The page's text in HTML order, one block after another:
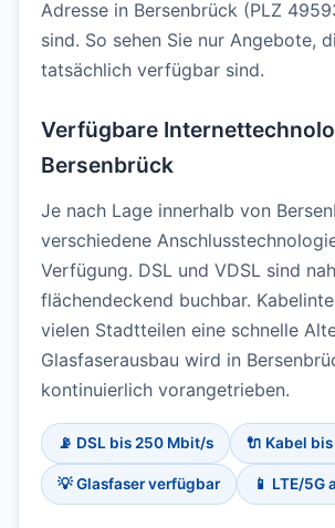
Adresse in Bersenbrück (PLZ
sind. So sehen Sie nur Angebote,
tatsächlich verfügbar sind.
Verfügbare
Bersenbrück
Je nach Lage innerhalb von
verschiedene
Verfügung. DSL und VDSL sind
flächendeckend buchbar.
vielen Stadtteilen eine schnelle
Glasfaserausbau wird in
kontinuierlich vorangetrieben.
📡 DSL bis 250 Mbit/s 🔌 Kabel
💡 Glasfaser verfügbar 📱 LTE/